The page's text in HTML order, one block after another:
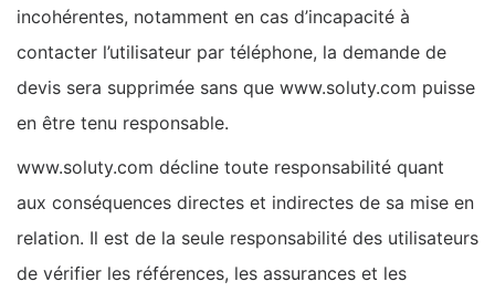
incohérentes, notamment en cas d’incapacité à
contacter l’utilisateur par téléphone, la demande de
devis sera supprimée sans que www.soluty.com puisse
en être tenu responsable.
www.soluty.com décline toute responsabilité quant
aux conséquences directes et indirectes de sa mise en
relation. Il est de la seule responsabilité des utilisateurs
de vérifier les références, les assurances et les